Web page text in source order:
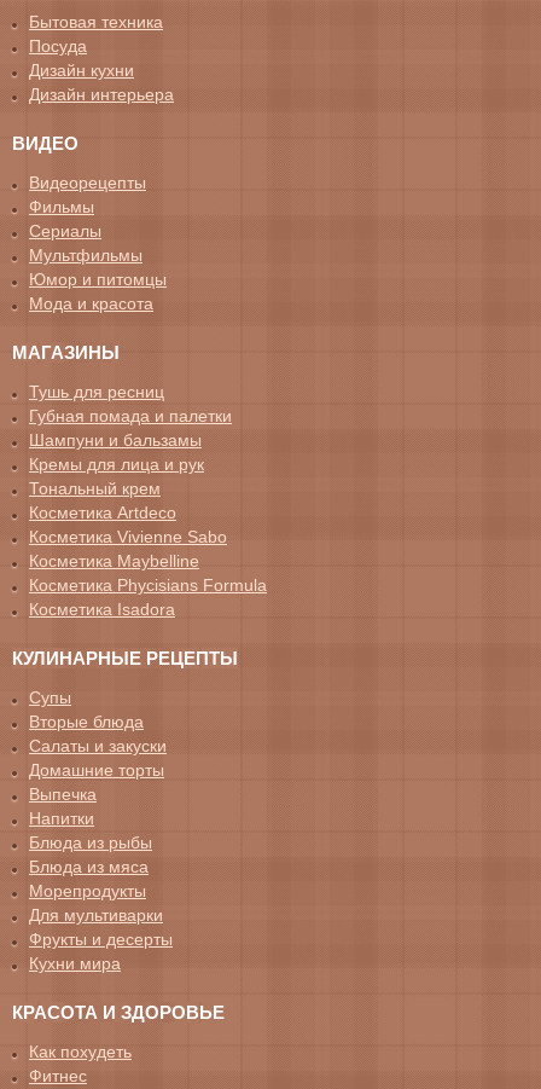
Бытовая техника
Посуда
Дизайн кухни
Дизайн интерьера
ВИДЕО
Видеорецепты
Фильмы
Сериалы
Мультфильмы
Юмор и питомцы
Мода и красота
МАГАЗИНЫ
Тушь для ресниц
Губная помада и палетки
Шампуни и бальзамы
Кремы для лица и рук
Тональный крем
Косметика Artdeco
Косметика Vivienne Sabo
Косметика Maybelline
Косметика Phycisians Formula
Косметика Isadora
КУЛИНАРНЫЕ РЕЦЕПТЫ
Супы
Вторые блюда
Салаты и закуски
Домашние торты
Выпечка
Напитки
Блюда из рыбы
Блюда из мяса
Морепродукты
Для мультиварки
Фрукты и десерты
Кухни мира
КРАСОТА И ЗДОРОВЬЕ
Как похудеть
Фитнес